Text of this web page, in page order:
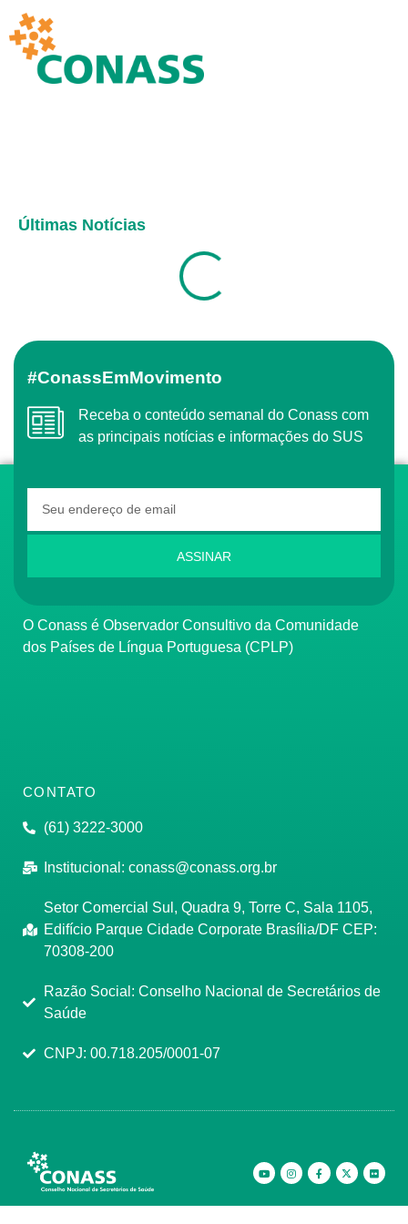
Últimas Notícias
#ConassEmMovimento
Receba o conteúdo semanal do Conass com
as principais notícias e informações do SUS
ASSINAR
O Conass é Observador Consultivo da Comunidade
dos Países de Língua Portuguesa (CPLP)
CONTATO
(61) 3222-3000
Institucional: conass@conass.org.br
Setor Comercial Sul, Quadra 9, Torre C, Sala 1105,
Edifício Parque Cidade Corporate Brasília/DF CEP:
70308-200
Razão Social: Conselho Nacional de Secretários de
Saúde
CNPJ: 00.718.205/0001-07